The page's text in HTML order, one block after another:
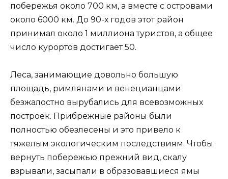
побережья около 700 км, а вместе с островами
около 6000 км. До 90-х годов этот район
принимал около 1 миллиона туристов, а общее
число курортов достигает 50.
Леса, занимающие довольно большую
площадь, римлянами и венецианцами
безжалостно вырубались для всевозможных
построек. Прибрежные районы были
полностью обезлесены и это привело к
тяжелым экологическим последствиям. Чтобы
вернуть побережью прежний вид, скалу
взрывали, засыпали в образовавшиеся ямы